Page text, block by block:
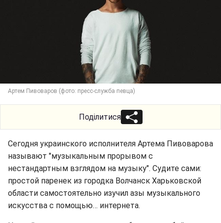
Артем Пивоваров (фото: пресс-служба певца)
Поділитися
Сегодня украинского исполнителя Артема Пивоварова
называют "музыкальным прорывом с
нестандартным взглядом на музыку". Судите сами:
простой паренек из городка Волчанск Харьковской
области самостоятельно изучил азы музыкального
искусства с помощью… интернета.